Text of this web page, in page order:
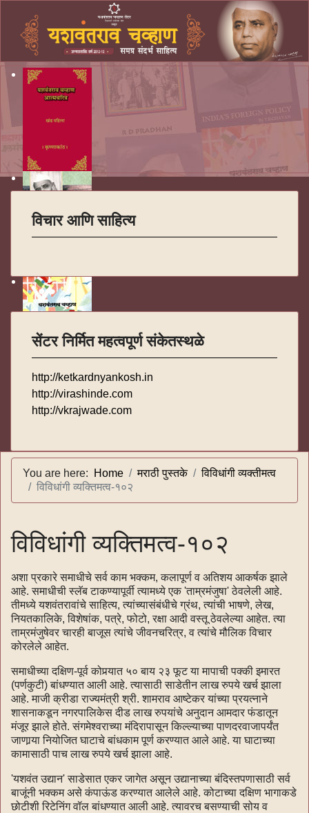
विचार आणि साहित्य
सेंटर निर्मित महत्वपूर्ण संकेतस्थळे
http://ketkardnyankosh.in
http://virashinde.com
http://vkrajwade.com
You are here: Home मराठी पुस्तके
विविधांगी व्यक्तीमत्व
विविधांगी व्यक्तिमत्व-१०२
विविधांगी व्यक्तिमत्व-१०२
अशा प्रकारे समाधीचे सर्व काम भक्कम, कलापूर्ण व अतिशय आकर्षक झाले
आहे. समाधीची स्लॅब टाकण्यापूर्वी त्यामध्ये एक 'ताम्रमंजुषा' ठेवलेली आहे.
तीमध्ये यशवंतरावांचे साहित्य, त्यांच्यासंबंधीचे ग्रंथ, त्यांची भाषणे, लेख,
नियतकालिके, विशेषांक, पत्रे, फोटो, रक्षा आदी वस्तू ठेवलेल्या आहेत. त्या
ताम्रमंजुषेवर चारही बाजूस त्यांचे जीवनचरित्र, व त्यांचे मौलिक विचार
कोरलेले आहेत.
समाधीच्या दक्षिण-पूर्व कोपर्‍यात ५० बाय २३ फूट या मापाची पक्की इमारत
(पर्णकुटी) बांधण्यात आली आहे. त्यासाठी साडेतीन लाख रुपये खर्च झाला
आहे. माजी क्रीडा राज्यमंत्री श्री. शामराव आष्टेकर यांच्या प्रयत्‍नाने
शासनाकडून नगरपालिकेस दीड लाख रुपयांचे अनुदान आमदार फंडातून
मंजूर झाले होते. संगमेश्वराच्या मंदिरापासून किल्ल्याच्या पाणदरवाजापर्यंत
जाणार्‍या नियोजित घाटाचे बांधकाम पूर्ण करण्यात आले आहे. या घाटाच्या
कामासाठी पाच लाख रुपये खर्च झाला आहे.
'यशवंत उद्यान' साडेसात एकर जागेत असून उद्यानाच्या बंदिस्तपणासाठी सर्व
बाजूंनी भक्कम असे कंपाऊंड करण्यात आलेले आहे. कोटाच्या दक्षिण भागाकडे
छोटीशी रिटेनिंग वॉल बांधण्यात आली आहे. त्यावरच बसण्याची सोय व